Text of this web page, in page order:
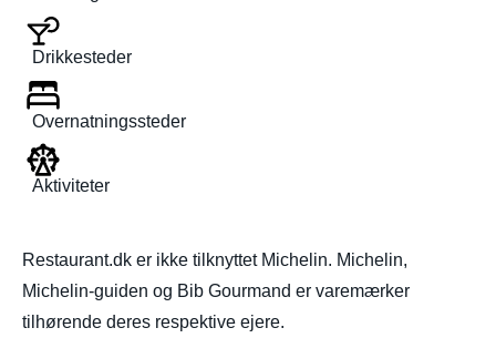
Drikkesteder
Overnatningssteder
Aktiviteter
Restaurant.dk er ikke tilknyttet Michelin. Michelin,
Michelin-guiden og Bib Gourmand er varemærker
tilhørende deres respektive ejere.